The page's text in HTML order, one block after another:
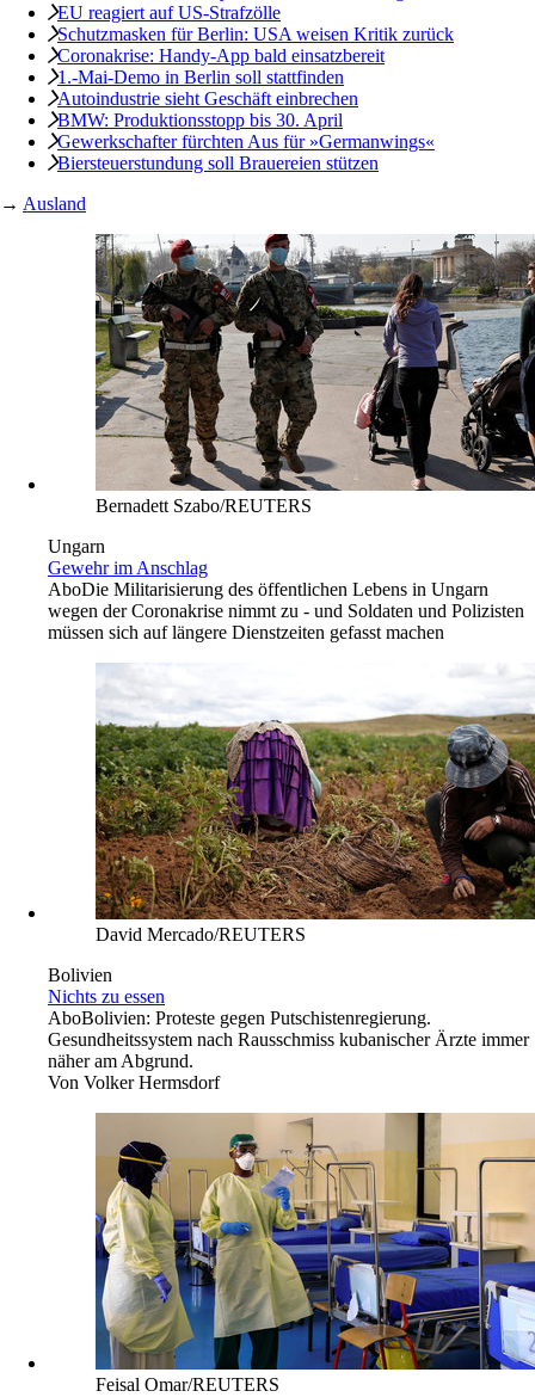
EU reagiert auf US-Strafzölle
Schutzmasken für Berlin: USA weisen Kritik zurück
Coronakrise: Handy-App bald einsatzbereit
1.-Mai-Demo in Berlin soll stattfinden
Autoindustrie sieht Geschäft einbrechen
BMW: Produktionsstopp bis 30. April
Gewerkschafter fürchten Aus für »Germanwings«
Biersteuerstundung soll Brauereien stützen
→ Ausland
Bernadett Szabo/REUTERS
Ungarn
Gewehr im Anschlag
AboDie Militarisierung des öffentlichen Lebens in Ungarn
wegen der Coronakrise nimmt zu - und Soldaten und Polizisten
müssen sich auf längere Dienstzeiten gefasst machen
David Mercado/REUTERS
Bolivien
Nichts zu essen
AboBolivien: Proteste gegen Putschistenregierung.
Gesundheitssystem nach Rausschmiss kubanischer Ärzte immer
näher am Abgrund.
Von Volker Hermsdorf
Feisal Omar/REUTERS